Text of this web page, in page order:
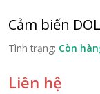
Cảm biến
Tình trạng: Còn
Liên hệ